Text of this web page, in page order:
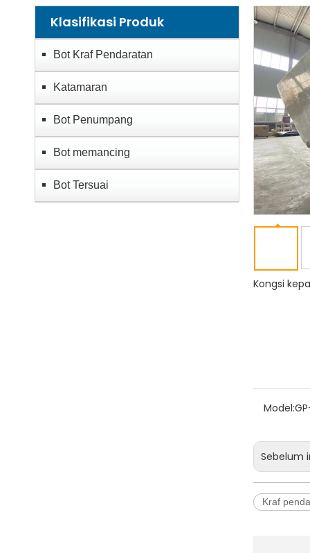
Klasifikasi Produk
Bot Kraf Pendaratan
Katamaran
Bot Penumpang
Bot memancing
Bot Tersuai
Kongsi
Model:
Sebelum
Kraf